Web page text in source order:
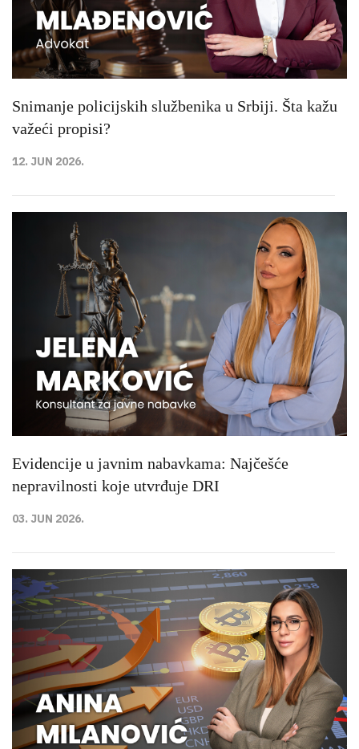
Snimanje policijskih službenika u Srbiji. Šta kažu
važeći propisi?
12. JUN 2026.
Evidencije u javnim nabavkama: Najčešće
nepravilnosti koje utvrđuje DRI
03. JUN 2026.